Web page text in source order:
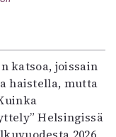
katsoa, joissain
haistella, mutta
Helsingissä